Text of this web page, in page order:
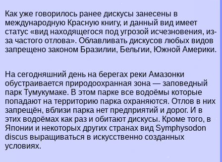
Как уже говорилось ранее дискусы занесены в
международную Красную книгу, и данный вид имеет
статус «вид находящегося под угрозой исчезновения, из-
за частого отлова». Облавливать дискусов любых видов
запрещено законом Бразилии, Бельгии, Южной Америки.
На сегодняшний день на берегах реки Амaзoнки
обустраивается природоохранная зона — заповедный
парк Тумукумаке. В этом парке все водоёмы которые
попадают на территорию парка охраняются. Отлов в них
запрещён, вблизи парка нет предприятий и дорог. И в
этих водоёмах как раз и обитают дискусы. Кроме того, в
Японии и некоторых других странах вид Symphysodon
discus выращиваться в искусственно созданных
условиях.